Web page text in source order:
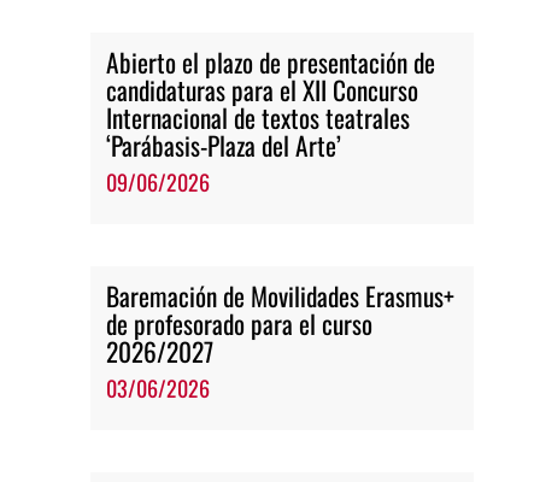
Abierto el plazo de presentación de
candidaturas para el XII Concurso
Internacional de textos teatrales
‘Parábasis-Plaza del Arte’
09/06/2026
Baremación de Movilidades Erasmus+
de profesorado para el curso
2026/2027
03/06/2026